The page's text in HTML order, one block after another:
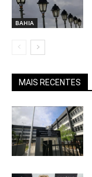
BAHIA
MAIS RECENTES